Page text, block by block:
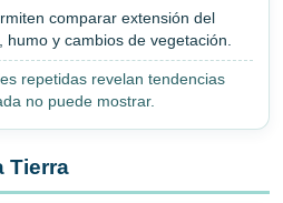
comparar extensión del
y cambios de vegetación.
repetidas revelan tendencias
no puede mostrar.
Tierra